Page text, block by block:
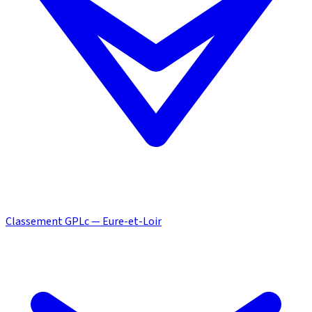
Classement GPLc — Eure-et-Loir